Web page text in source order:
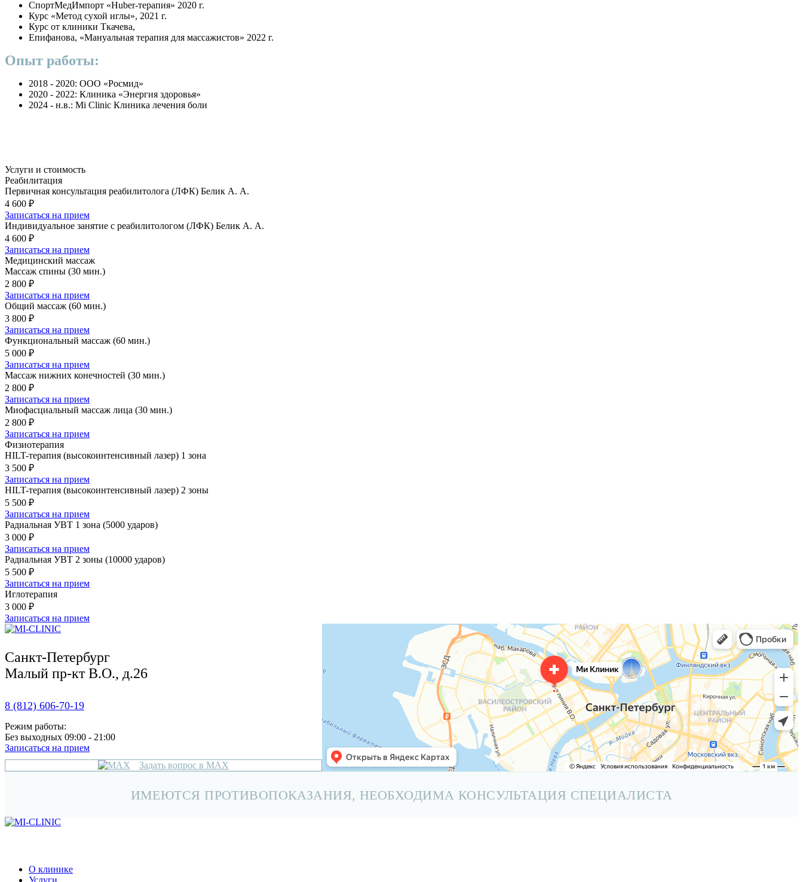
СпортМедИмпорт «Huber-терапия» 2020 г.
Курс «Метод сухой иглы», 2021 г.
Курс от клиники Ткачева,
Епифанова, «Мануальная терапия для массажистов» 2022 г.
Опыт работы:
2018 - 2020: ООО «Росмид»
2020 - 2022: Клиника «Энергия здоровья»
2024 - н.в.: Mi Clinic Клиника лечения боли
Услуги и стоимость
Реабилитация
Первичная консультация реабилитолога (ЛФК) Белик А. А.
4 600 ₽
Записаться на прием
Индивидуальное занятие с реабилитологом (ЛФК) Белик А. А.
4 600 ₽
Записаться на прием
Медицинский массаж
Массаж спины (30 мин.)
2 800 ₽
Записаться на прием
Общий массаж (60 мин.)
3 800 ₽
Записаться на прием
Функциональный массаж (60 мин.)
5 000 ₽
Записаться на прием
Массаж нижних конечностей (30 мин.)
2 800 ₽
Записаться на прием
Миофасциальный массаж лица (30 мин.)
2 800 ₽
Записаться на прием
Физиотерапия
HILT-терапия (высокоинтенсивный лазер) 1 зона
3 500 ₽
Записаться на прием
HILT-терапия (высокоинтенсивный лазер) 2 зоны
5 500 ₽
Записаться на прием
Радиальная УВТ 1 зона (5000 ударов)
3 000 ₽
Записаться на прием
Радиальная УВТ 2 зоны (10000 ударов)
5 500 ₽
Записаться на прием
Иглотерапия
3 000 ₽
Записаться на прием
Санкт-Петербург
Малый пр-кт В.О., д.26
8 (812) 606-70-19
Режим работы:
Без выходных 09:00 - 21:00
Записаться на прием
Задать вопрос в MAX
ИМЕЮТСЯ ПРОТИВОПОКАЗАНИЯ, НЕОБХОДИМА КОНСУЛЬТАЦИЯ СПЕЦИАЛИСТА
О клинике